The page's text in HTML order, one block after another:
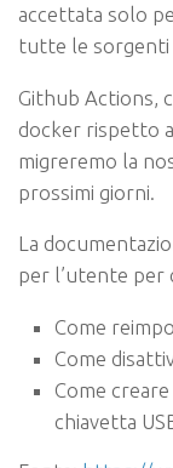
accettata solo
tutte le sorgenti
Github Actions,
docker rispetto
migreremo la
prossimi giorni.
La
per l’utente per
Come
Come
Come
chiavetta